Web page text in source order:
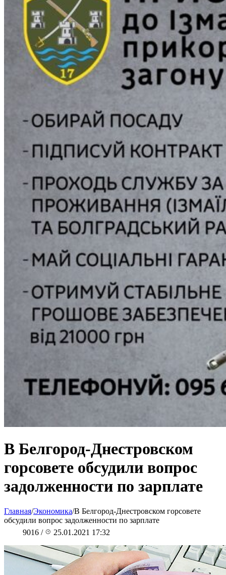
В Белгород-Днестровском
горсовете обсудили вопрос
задолженности по зарплате
Главная/Экономика/В Белгород-Днестровском горсовете
обсудили вопрос задолженности по зарплате
9016 / 25.01.2021 17:32